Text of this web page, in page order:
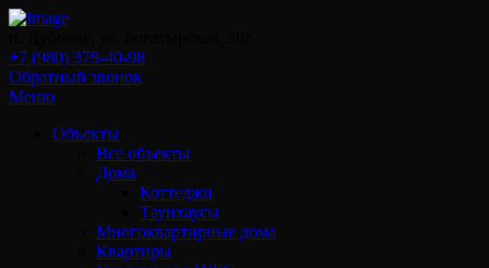
+7 (980) 379-40-98
Обратный звонок
Меню
Объекты
Все объекты
Дома
Коттеджи
Таунхаусы
Многоквартирные дома
Квартиры